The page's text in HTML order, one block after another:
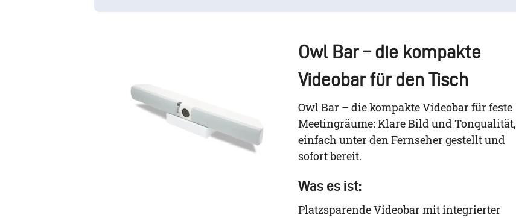
Owl Bar – die kompakte
Videobar für den Tisch
Owl Bar – die kompakte Videobar für feste
Meetingräume: Klare Bild und Tonqualität,
einfach unter den Fernseher gestellt und
sofort bereit.
Was es ist:
Platzsparende Videobar mit integrierter